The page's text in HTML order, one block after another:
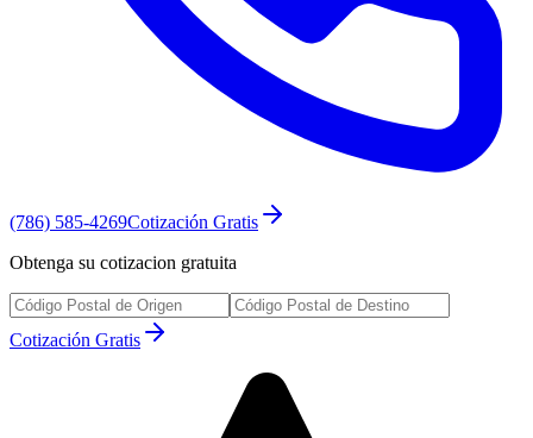
(786) 585-4269Cotización Gratis
Obtenga su cotizacion gratuita
Cotización Gratis